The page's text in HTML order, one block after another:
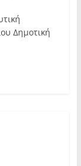
Δημοτική